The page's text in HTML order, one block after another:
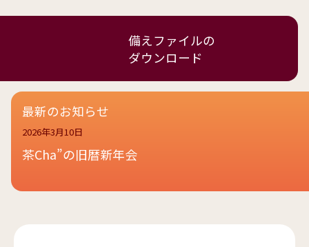
備えファイルの
ダウンロード
最新のお知らせ
2026年3月10日
茶Cha”の旧暦新年会